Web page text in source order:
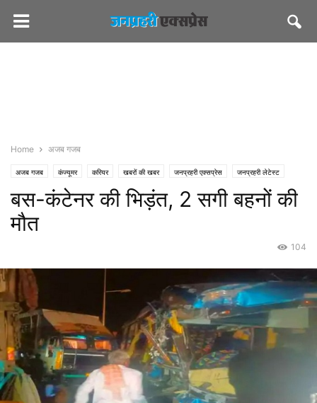
Home अजब गजब
अजब गजब कंज्यूमर करियर खबरों की खबर जनप्रहरी एक्सप्रेस जनप्रहरी लेटेस्ट
जयपुर
बस-कंटेनर की भिड़ंत, 2 सगी बहनों की
मौत
104